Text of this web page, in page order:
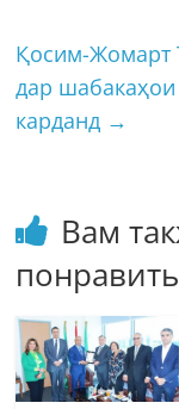
Қосим-Жомарт
дар
карданд →
Вам